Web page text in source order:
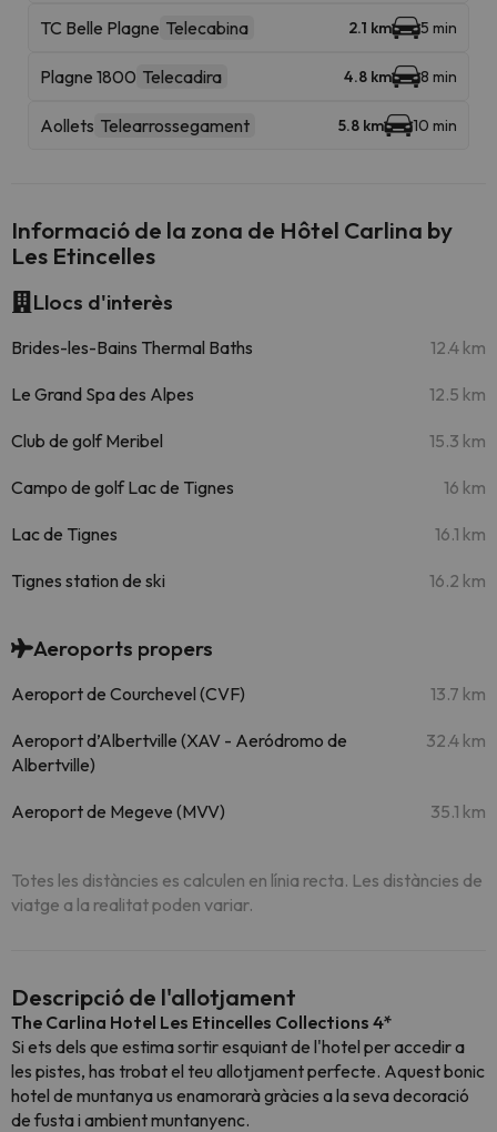
TC Belle Plagne Telecabina 2.1 km 5 min
Plagne 1800 Telecadira 4.8 km 8 min
Aollets Telearrossegament 5.8 km 10 min
Informació de la zona de Hôtel Carlina by
Les Etincelles
Llocs d'interès
Brides-les-Bains Thermal Baths 12.4 km
Le Grand Spa des Alpes 12.5 km
Club de golf Meribel 15.3 km
Campo de golf Lac de Tignes 16 km
Lac de Tignes 16.1 km
Tignes station de ski 16.2 km
Aeroports propers
Aeroport de Courchevel (CVF) 13.7 km
Aeroport d’Albertville (XAV - Aeródromo de
Albertville)
32.4 km
Aeroport de Megeve (MVV) 35.1 km
Totes les distàncies es calculen en línia recta. Les distàncies de
viatge a la realitat poden variar.
Descripció de l'allotjament
The Carlina Hotel Les Etincelles Collections 4*
Si ets dels que estima sortir esquiant de l'hotel per accedir a
les pistes, has trobat el teu allotjament perfecte. Aquest bonic
hotel de muntanya us enamorarà gràcies a la seva decoració
de fusta i ambient muntanyenc.